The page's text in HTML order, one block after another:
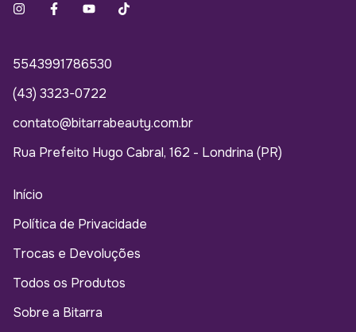
5543991786530
(43) 3323-0722
contato@bitarrabeauty.com.br
Rua Prefeito Hugo Cabral, 162 - Londrina (PR)
Início
Política de Privacidade
Trocas e Devoluções
Todos os Produtos
Sobre a Bitarra